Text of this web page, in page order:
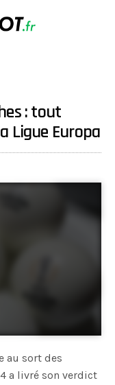
: tout
Ligue Europa
au sort des
a livré son verdict